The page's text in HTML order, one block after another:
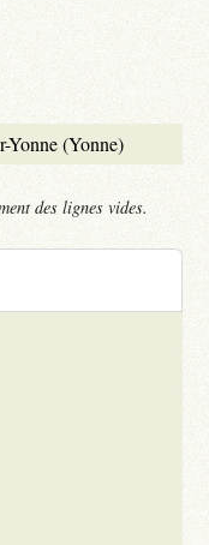
des lignes vides.